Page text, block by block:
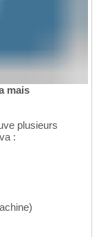
mais
plusieurs
: